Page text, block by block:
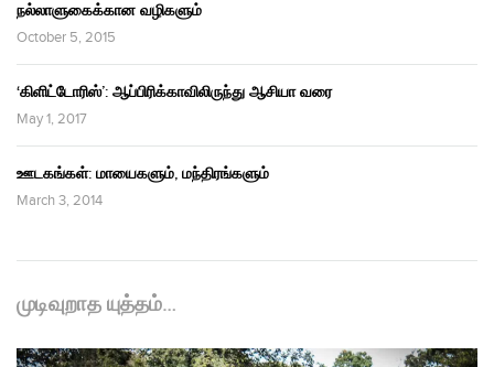
நல்லாளுகைக்கான வழிகளும்
October 5, 2015
‘கிளிட்டோரிஸ்’: ஆப்பிரிக்காவிலிருந்து ஆசியா வரை
May 1, 2017
ஊடகங்கள்: மாயைகளும், மந்திரங்களும்
March 3, 2014
முடிவுறாத யுத்தம்…